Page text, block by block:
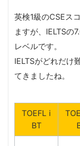
英検1級のCSEス
ますが、IELTSの
レベルです。
IELTSがどれだけ
てきましたね。
TOEFL i
BT